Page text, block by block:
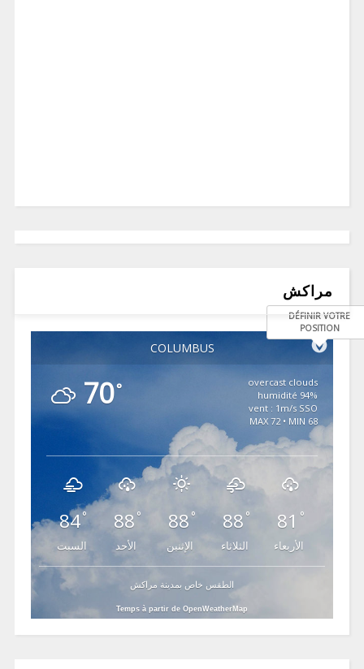
مراكش
COLUMBUS
DÉFINIR VOTRE
POSITION
70°
overcast clouds
94% humidité
vent : 1m/s SSO
MAX 72 • MIN 68
84°
السبت
88 °
الأحد
88°
الإثنين
88 °
الثلاثاء
81 °
الأربعاء
الطقس خاص بمدينة مراكش
Temps à partir de OpenWeatherMap